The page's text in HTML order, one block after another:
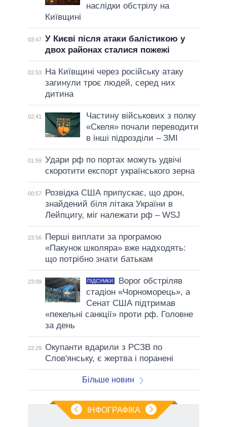
наслідки обстрілу на
Київщині
03:47 У Києві після атаки балістикою у
двох районах сталися пожежі
02:53
На Київщині через російську атаку
загинули троє людей, серед них
дитина
02:41
Частину військових з полку
«Скеля» почали переводити
в інші підрозділи – ЗМІ
01:59 Удари рф по портах можуть удвічі
скоротити експорт українського зерна
00:57
Розвідка США припускає, що дрон,
знайдений біля літака України в
Лейпцигу, міг належати рф – WSJ
23:56
Перші виплати за програмою
«Пакунок школяра» вже надходять:
що потрібно знати батькам
23:09 ПІДСУМКИ
Ворог обстріляв
стадіон «Чорноморець», а
Сенат США підтримав
«пекельні санкції» проти рф. Головне
за день
22:29 Окупанти вдарили з РСЗВ по
Слов'янську, є жертва і поранені
Більше новин
ІНФОГРАФІКА